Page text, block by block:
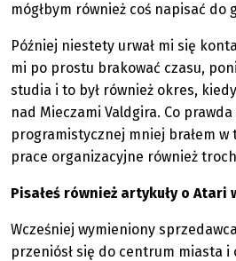
mógłbym również coś napisać do
Później niestety urwał mi się
mi po prostu brakować czasu,
studia i to był również okres,
nad Mieczami Valdgira. Co
programistycznej mniej brałem w
prace organizacyjne również
Pisałeś również artykuły o Atari
Wcześniej wymieniony
przeniósł się do centrum miasta i